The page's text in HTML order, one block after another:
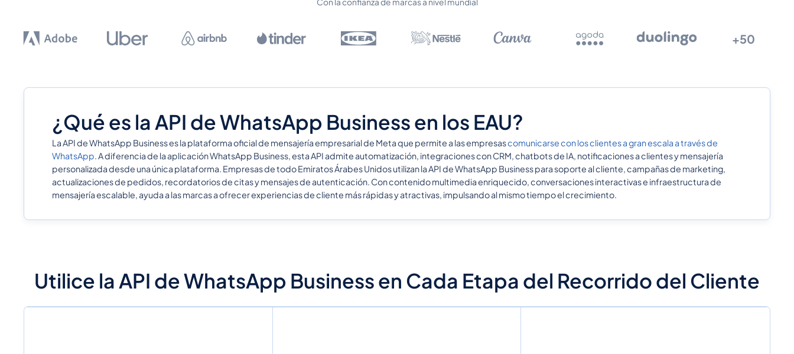
+50
¿Qué es la API de WhatsApp Business en los EAU?
La API de WhatsApp Business es la plataforma oficial de mensajería empresarial de Meta que permite a las empresascomunicarse con los clientes a gran escala a través de
WhatsApp. A diferencia de la aplicación WhatsApp Business, esta API admite automatización, integraciones con CRM, chatbots de IA, notificaciones a clientes y mensajería
personalizada desde una única plataforma. Empresas de todo Emiratos Árabes Unidos utilizan la API de WhatsApp Business para soporte al cliente, campañas de marketing,
actualizaciones de pedidos, recordatorios de citas y mensajes de autenticación. Con contenido multimedia enriquecido, conversaciones interactivas e infraestructura de
mensajería escalable, ayuda a las marcas a ofrecer experiencias de cliente más rápidas y atractivas, impulsando al mismo tiempo el crecimiento.
Utilice la API de WhatsApp Business en Cada Etapa del Recorrido del Cliente